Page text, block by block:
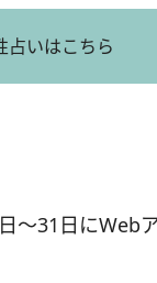
占いはこちら
31日にWeb